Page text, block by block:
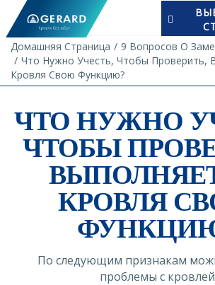
Домашняя Страница
9 Вопросов О
Что Нужно Учесть, Чтобы Проверить,
Кровля Свою Функцию?
ЧТО НУЖНО
ЧТОБЫ
КРОВЛЯ
По следующим признакам
проблемы с